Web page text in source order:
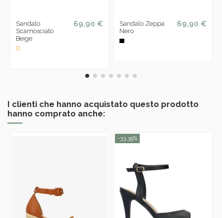
Sandalo
Scamosciato
Beige
69,90 €
Sandalo Zeppa
Nero
69,90 €
I clienti che hanno acquistato questo prodotto
hanno comprato anche:
-33,39%